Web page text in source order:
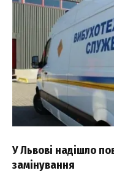
У Львові надішло
замінування